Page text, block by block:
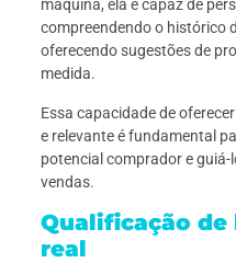
máquina, ela é capaz de
compreendendo o histórico
oferecendo sugestões de
medida.
Essa capacidade de
e relevante é fundamental
potencial comprador e
vendas.
Qualificação de
real